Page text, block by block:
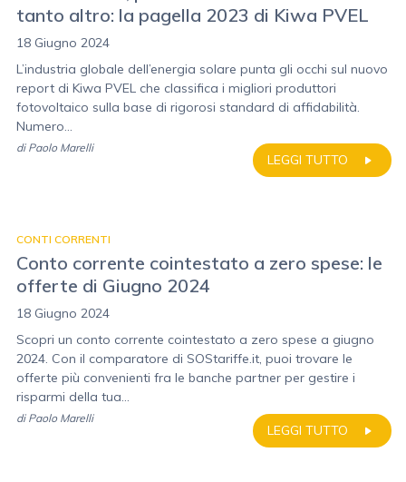
tanto altro: la pagella 2023 di Kiwa PVEL
18 Giugno 2024
L’industria globale dell’energia solare punta gli occhi sul nuovo
report di Kiwa PVEL che classifica i migliori produttori
fotovoltaico sulla base di rigorosi standard di affidabilità.
Numero...
LEGGI TUTTO
di Paolo Marelli
CONTI CORRENTI
Conto corrente cointestato a zero spese: le
offerte di Giugno 2024
18 Giugno 2024
Scopri un conto corrente cointestato a zero spese a giugno
2024. Con il comparatore di SOStariffe.it, puoi trovare le
offerte più convenienti fra le banche partner per gestire i
risparmi della tua...
LEGGI TUTTO
di Paolo Marelli